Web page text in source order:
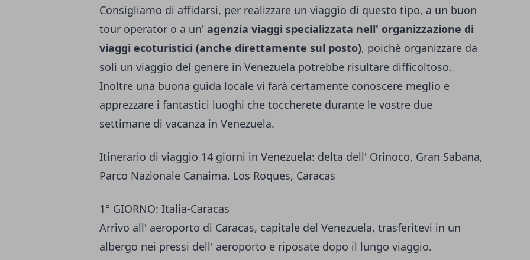
Consigliamo di affidarsi, per realizzare un viaggio di questo tipo, a un buon
tour operator o a un' agenzia viaggi specializzata nell' organizzazione di
viaggi ecoturistici (anche direttamente sul posto), poichè organizzare da
soli un viaggio del genere in Venezuela potrebbe risultare difficoltoso.
Inoltre una buona guida locale vi farà certamente conoscere meglio e
apprezzare i fantastici luoghi che toccherete durante le vostre due
settimane di vacanza in Venezuela.
Itinerario di viaggio 14 giorni in Venezuela: delta dell' Orinoco, Gran Sabana,
Parco Nazionale Canaima, Los Roques, Caracas
1° GIORNO: Italia-Caracas
Arrivo all' aeroporto di Caracas, capitale del Venezuela, trasferitevi in un
albergo nei pressi dell' aeroporto e riposate dopo il lungo viaggio.